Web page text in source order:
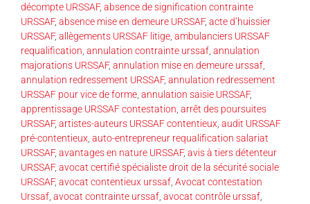
décompte URSSAF, absence de signification contrainte
URSSAF, absence mise en demeure URSSAF, acte d’huissier
URSSAF, allègements URSSAF litige ambulanciers URSSAF
requalification annulation contrainte urssaf annulation
majorations URSSAF, annulation mise en demeure urssaf
annulation redressement URSSAF, annulation redressement
URSSAF pour vice de forme annulation saisie URSSAF,
apprentissage URSSAF contestation arrêt des poursuites
URSSAF, artistes-auteurs URSSAF contentieux audit URSSAF
pré-contentieux auto-entrepreneur requalification salariat
URSSAF, avantages en nature URSSAF, avis à tiers détenteur
URSSAF, avocat certifié spécialiste droit de la sécurité sociale
URSSAF, avocat contentieux urssaf Avocat contestation
Urssaf avocat contrainte urssaf avocat contrôle urssaf